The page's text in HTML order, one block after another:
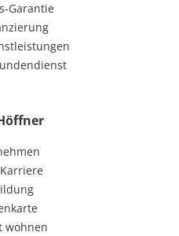
Garantie
wohnen